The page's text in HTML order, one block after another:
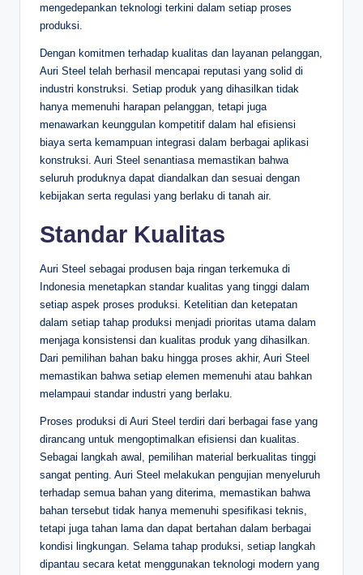
mengedepankan teknologi terkini dalam setiap proses
produksi.
Dengan komitmen terhadap kualitas dan layanan pelanggan,
Auri Steel telah berhasil mencapai reputasi yang solid di
industri konstruksi. Setiap produk yang dihasilkan tidak
hanya memenuhi harapan pelanggan, tetapi juga
menawarkan keunggulan kompetitif dalam hal efisiensi
biaya serta kemampuan integrasi dalam berbagai aplikasi
konstruksi. Auri Steel senantiasa memastikan bahwa
seluruh produknya dapat diandalkan dan sesuai dengan
kebijakan serta regulasi yang berlaku di tanah air.
Standar Kualitas
Auri Steel sebagai produsen baja ringan terkemuka di
Indonesia menetapkan standar kualitas yang tinggi dalam
setiap aspek proses produksi. Ketelitian dan ketepatan
dalam setiap tahap produksi menjadi prioritas utama dalam
menjaga konsistensi dan kualitas produk yang dihasilkan.
Dari pemilihan bahan baku hingga proses akhir, Auri Steel
memastikan bahwa setiap elemen memenuhi atau bahkan
melampaui standar industri yang berlaku.
Proses produksi di Auri Steel terdiri dari berbagai fase yang
dirancang untuk mengoptimalkan efisiensi dan kualitas.
Sebagai langkah awal, pemilihan material berkualitas tinggi
sangat penting. Auri Steel melakukan pengujian menyeluruh
terhadap semua bahan yang diterima, memastikan bahwa
bahan tersebut tidak hanya memenuhi spesifikasi teknis,
tetapi juga tahan lama dan dapat bertahan dalam berbagai
kondisi lingkungan. Selama tahap produksi, setiap langkah
dipantau secara ketat menggunakan teknologi modern yang